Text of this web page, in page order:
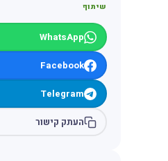
שיתוף
WhatsApp
Facebook
Telegram
העתק קישור